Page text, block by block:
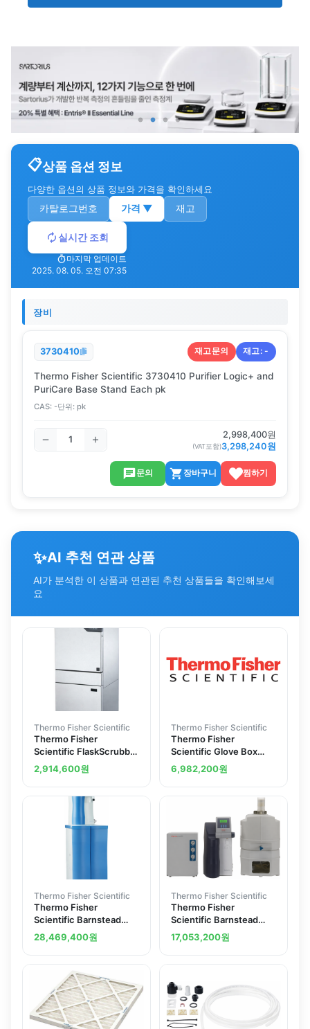
상품 옵션 정보
다양한 옵션의 상품 정보와 가격을 확인하세요
카탈로그번호 가격 ▼ 재고
실시간 조회
마지막 업데이트
2025. 08. 05. 오전 07:35
장비
3730410 재고문의 재고:-
Thermo Fisher Scientific 3730410 Purifier Logic+ and
PuriCare Base Stand Each pk
CAS: -단위: pk
2,998,400원
(VAT포함)3,298,240원
문의 장바구니 찜하기
✨AI 추천 연관 상품
AI가 분석한 이 상품과 연관된 추천 상품들을 확인해보세
요
Thermo Fisher Scientific
Thermo Fisher
Scientific FlaskScrubber
and SteamScrubber
Base Stands
2,914,600원
Thermo Fisher Scientific
Thermo Fisher
Scientific Glove Box
Base Stands 5235500
6,982,200원
Thermo Fisher Scientific
Thermo Fisher
Scientific Barnstead
LabTower TII Water
Purification System UV
28,469,400원
Thermo Fisher Scientific
Thermo Fisher
Scientific Barnstead
Smart2Pure Pro Water
Purification System
17,053,200원